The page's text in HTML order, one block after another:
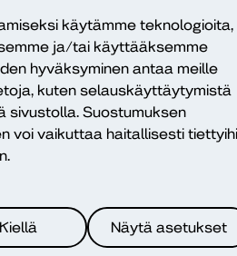
käytämme teknologioita,
ja/tai käyttääksemme
hyväksyminen antaa meille
kuten selauskäyttäytymistä
sivustolla. Suostumuksen
voi vaikuttaa haitallisesti
Kiellä Näytä asetukset
pitkän
ja ne ovat
ryhmien